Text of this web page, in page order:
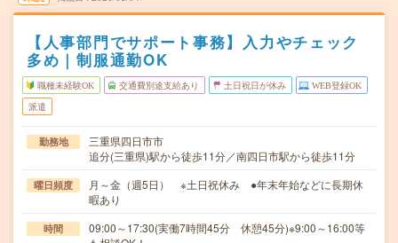
【人事部門でサポート事務】入力やチェック
多め｜制服通勤OK
職種未経験OK 交通費別途支給あり 土日祝日が休み WEB登録OK
派遣
勤務地
三重県四日市市
追分(三重県)駅から徒歩11分／南四日市駅から徒歩11分
曜日頻度
月～金（週5日） ※土日祝休み ●年末年始などに長期休
暇あり
時間
09:00～17:30(実働7時間45分 休憩45分)※9:00～16:00等